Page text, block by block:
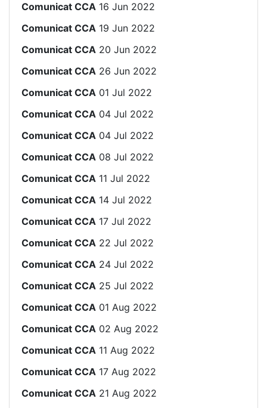
Comunicat CCA 16 Jun 2022
Comunicat CCA 19 Jun 2022
Comunicat CCA 20 Jun 2022
Comunicat CCA 26 Jun 2022
Comunicat CCA 01 Jul 2022
Comunicat CCA 04 Jul 2022
Comunicat CCA 04 Jul 2022
Comunicat CCA 08 Jul 2022
Comunicat CCA 11 Jul 2022
Comunicat CCA 14 Jul 2022
Comunicat CCA 17 Jul 2022
Comunicat CCA 22 Jul 2022
Comunicat CCA 24 Jul 2022
Comunicat CCA 25 Jul 2022
Comunicat CCA 01 Aug 2022
Comunicat CCA 02 Aug 2022
Comunicat CCA 11 Aug 2022
Comunicat CCA 17 Aug 2022
Comunicat CCA 21 Aug 2022